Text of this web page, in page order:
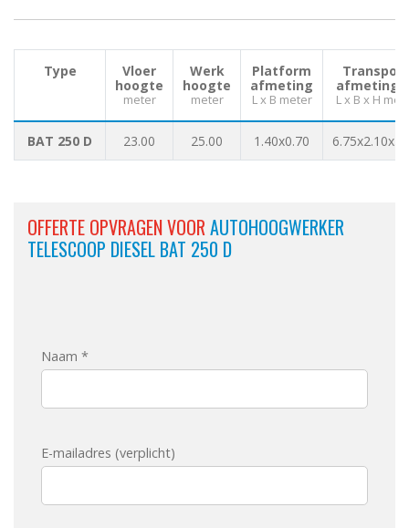
Type
Vloer
hoogte
meter
Werk
hoogte
meter
Platform
afmeting
L x B meter
Transport
L x B x H
BAT 250 D 23.00 25.00 1.40x0.70
OFFERTE OPVRAGEN VOORAUTOHOOGWERKER
TELESCOOP DIESEL BAT 250 D
Naam *
E-mailadres (verplicht)